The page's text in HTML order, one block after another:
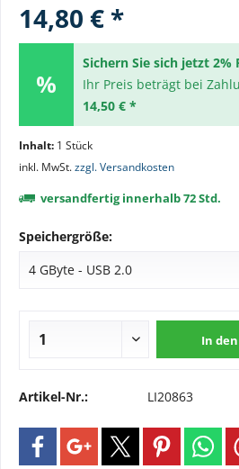
14,80 € *
Sichern Sie sich jetzt 2%
Ihr Preis beträgt bei
14,50 € *
Inhalt: 1 Stück
inkl. MwSt.zzgl. Versandkosten
versandfertig innerhalb 72 Std.
Speichergröße:
In den
Artikel-Nr.: LI20863